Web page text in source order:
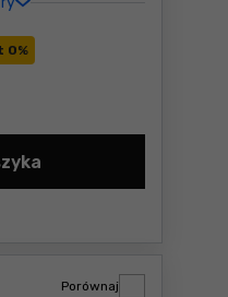
0%
Porównaj